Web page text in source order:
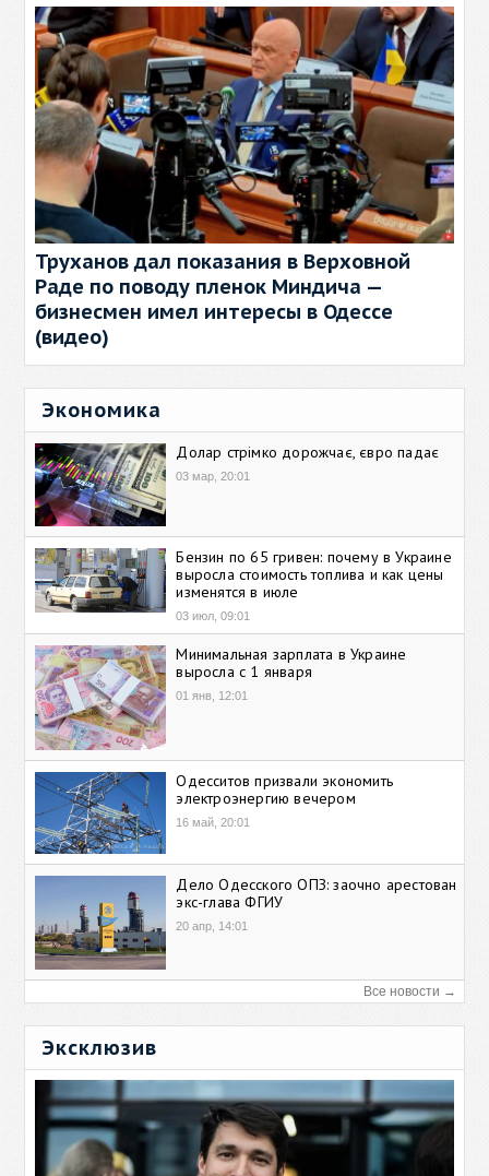
Труханов дал показания в Верховной
Раде по поводу пленок Миндича —
бизнесмен имел интересы в Одессе
(видео)
Экономика
Долар стрімко дорожчає, євро падає
03 мар, 20:01
Бензин по 65 гривен: почему в Украине
выросла стоимость топлива и как цены
изменятся в июле
03 июл, 09:01
Минимальная зарплата в Украине
выросла с 1 января
01 янв, 12:01
Одесситов призвали экономить
электроэнергию вечером
16 май, 20:01
Дело Одесского ОПЗ: заочно арестован
экс-глава ФГИУ
20 апр, 14:01
Все новости →
Эксклюзив